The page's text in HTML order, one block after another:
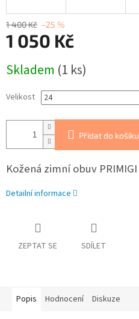
1 400 Kč –25 %
1 050 Kč
cena:
Skladem (1 ks)
Velikost
Přidat do košíku
Kožená zimní obuv PRIMIGI
Detailní informace
ZEPTAT SE SDÍLET
Popis Hodnocení Diskuze